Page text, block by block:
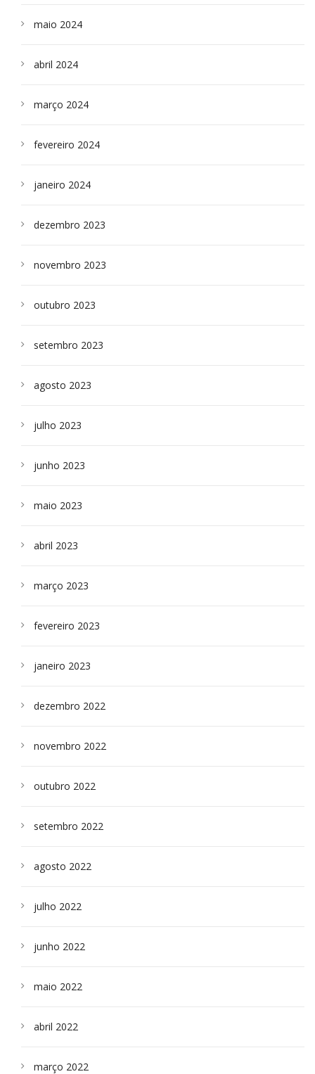
maio 2024
abril 2024
março 2024
fevereiro 2024
janeiro 2024
dezembro 2023
novembro 2023
outubro 2023
setembro 2023
agosto 2023
julho 2023
junho 2023
maio 2023
abril 2023
março 2023
fevereiro 2023
janeiro 2023
dezembro 2022
novembro 2022
outubro 2022
setembro 2022
agosto 2022
julho 2022
junho 2022
maio 2022
abril 2022
março 2022